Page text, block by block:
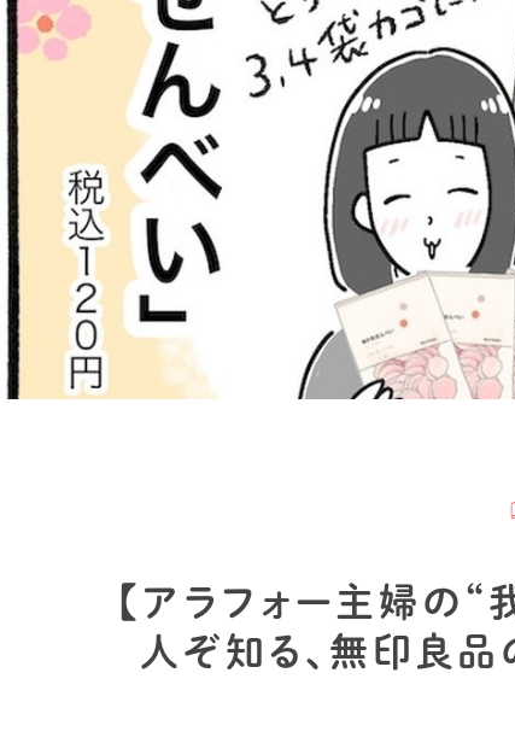
【アラフォー主婦の
人ぞ知る、無印良